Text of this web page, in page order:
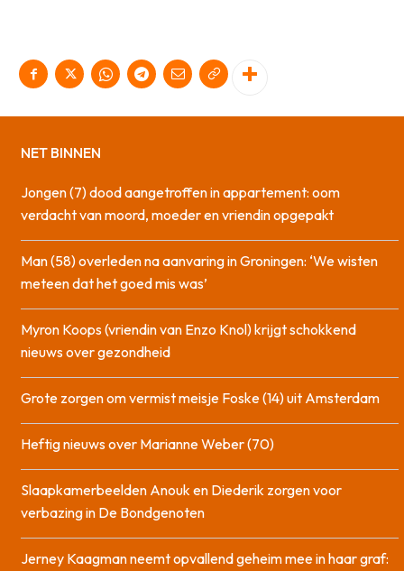
NET BINNEN
Jongen (7) dood aangetroffen in appartement: oom
verdacht van moord, moeder en vriendin opgepakt
Man (58) overleden na aanvaring in Groningen: ‘We wisten
meteen dat het goed mis was’
Myron Koops (vriendin van Enzo Knol) krijgt schokkend
nieuws over gezondheid
Grote zorgen om vermist meisje Foske (14) uit Amsterdam
Heftig nieuws over Marianne Weber (70)
Slaapkamerbeelden Anouk en Diederik zorgen voor
verbazing in De Bondgenoten
Jerney Kaagman neemt opvallend geheim mee in haar graf: